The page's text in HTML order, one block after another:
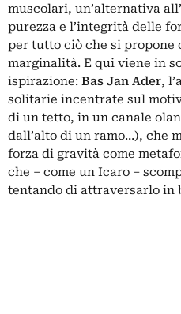
muscolari, un’alternativa
purezza e l’integrità delle
per tutto ciò che si
marginalità. E qui viene in
ispirazione: Bas Jan Ader,
solitarie incentrate sul
di un tetto, in un canale
dall’alto di un ramo…), che
forza di gravità come
che – come un Icaro –
tentando di attraversarlo in